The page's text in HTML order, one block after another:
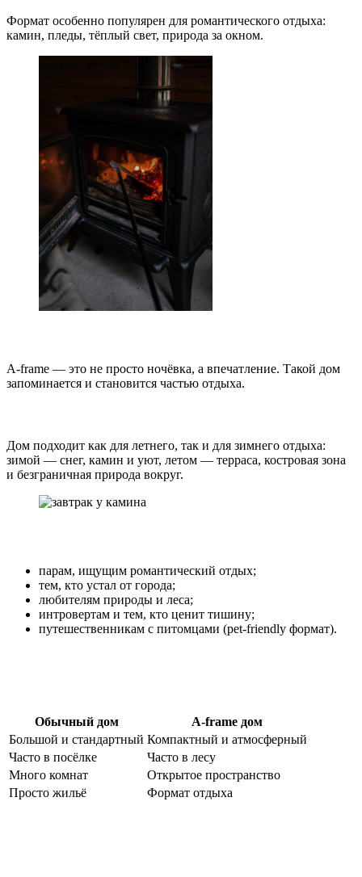
Формат особенно популярен для романтического отдыха:
камин, пледы, тёплый свет, природа за окном.
A‑frame — это не просто ночёвка, а впечатление. Такой дом
запоминается и становится частью отдыха.
Дом подходит как для летнего, так и для зимнего отдыха:
зимой — снег, камин и уют, летом — терраса, костровая зона
и безграничная природа вокруг.
парам, ищущим романтический отдых;
тем, кто устал от города;
любителям природы и леса;
интровертам и тем, кто ценит тишину;
путешественникам с питомцами (pet‑friendly формат).
Обычный дом
A‑frame дом
Большой и стандартный Компактный и атмосферный
Часто в посёлке
Часто в лесу
Много комнат
Открытое пространство
Просто жильё
Формат отдыха